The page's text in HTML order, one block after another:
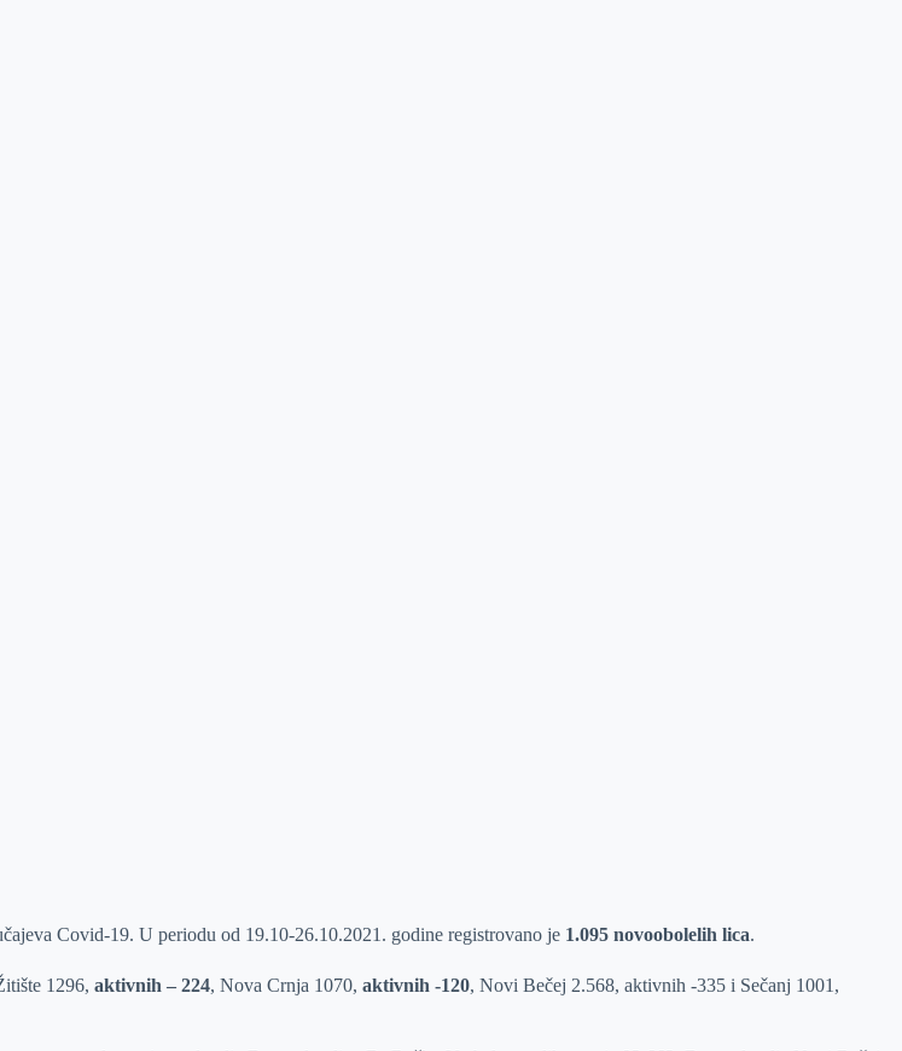
Covid-19. U periodu od 19.10-26.10.2021. godine registrovano je 1.095 novoobolelih lica.
1296, aktivnih – 224, Nova Crnja 1070, aktivnih -120, Novi Bečej 2.568, aktivnih -335 i Sečanj 1001,